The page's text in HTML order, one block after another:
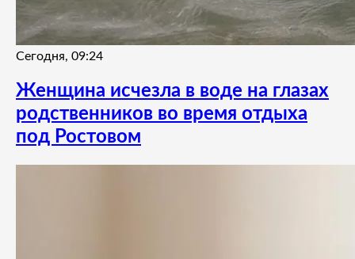
Сегодня, 09:24
Женщина исчезла в воде на глазах
родственников во время отдыха
под Ростовом